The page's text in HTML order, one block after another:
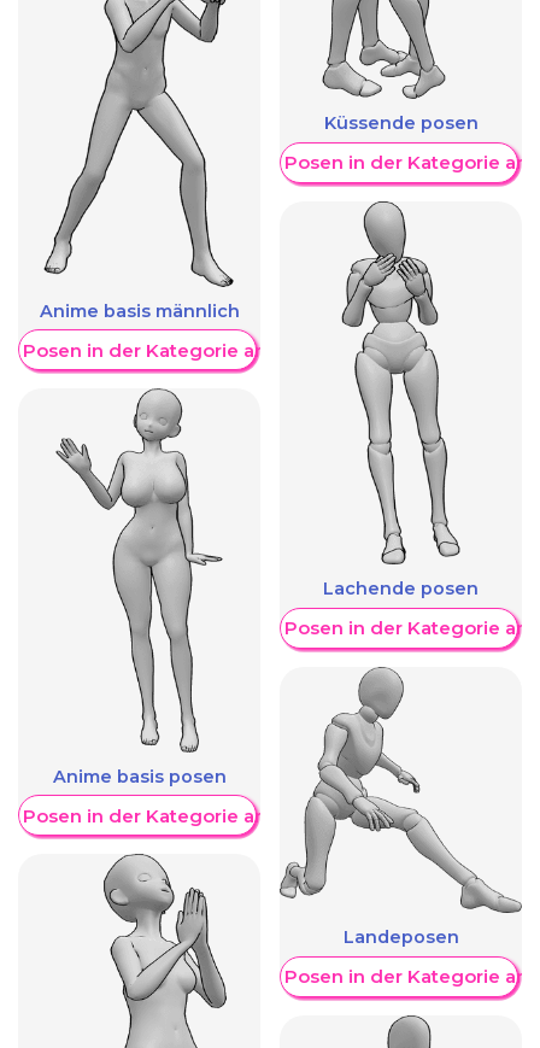
Anime basis männlich
Posen in der Kategorie anzeigen
Anime basis posen
Posen in der Kategorie anzeigen
Küssende posen
Weitere Posen in der Kategorie
Lachende posen
Weitere Posen in der Kategorie
Landeposen
Weitere Posen in der Kategorie